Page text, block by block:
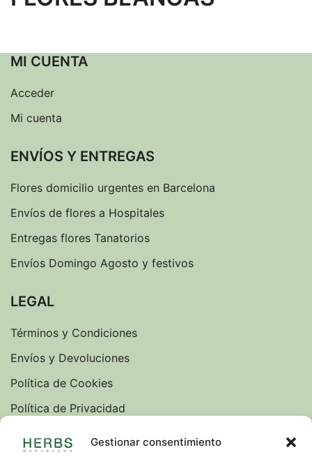
Gestionar consentimiento
MI CUENTA
Acceder
Mi cuenta
ENVÍOS Y ENTREGAS
Flores domicilio urgentes en Barcelona
Envíos de flores a Hospitales
Entregas flores Tanatorios
Envíos Domingo Agosto y festivos
LEGAL
Términos y Condiciones
Envíos y Devoluciones
Política de Cookies
Política de Privacidad